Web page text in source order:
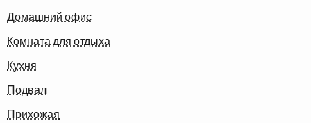
Домашний офис
Комната для отдыха
Кухня
Подвал
Прихожая